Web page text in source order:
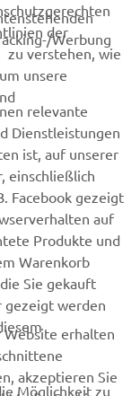
vielem mehr.
der
zu verstehen, wie
unsere
Werbung
relevante
Dienstleistungen
ist, auf unserer
einschließlich
Facebook gezeigt
auf
Produkte und
Warenkorb
Sie gekauft
gezeigt werden
Möglichkeit zu
erhalten
akzeptieren Sie